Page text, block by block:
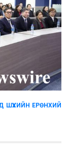
ШҮҮХИЙН ЕРӨНХИЙ